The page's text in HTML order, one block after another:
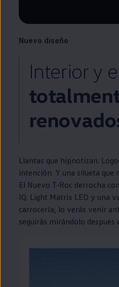
Nuevo diseño
Interior y
Llantas que hipnotizan.
intención. Y una silueta que
El Nuevo T‑Roc derrocha
IQ. Light Matrix LED y una
carrocería, lo verás venir
seguirás mirándolo después